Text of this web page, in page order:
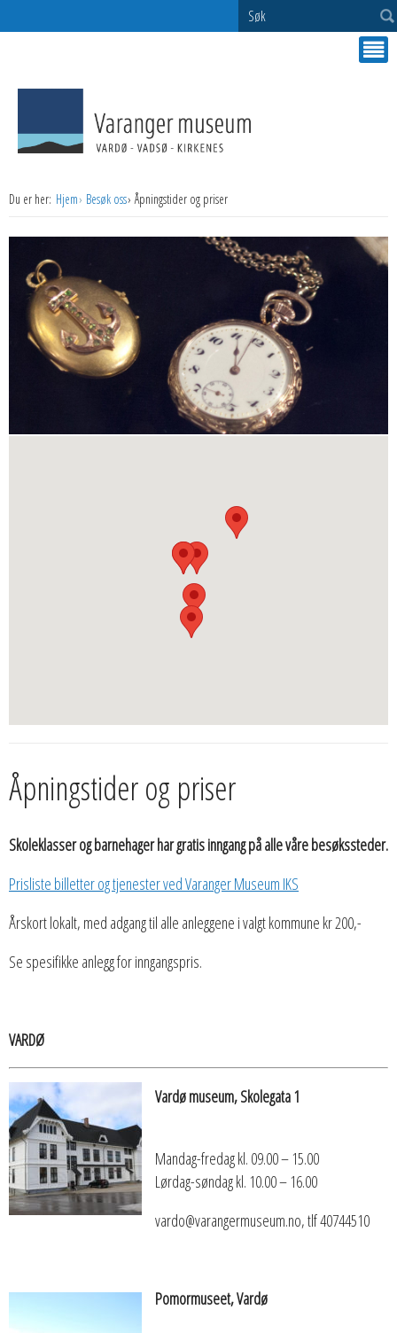
Søk
Du er her: Hjem Besøk oss Åpningstider og priser
Åpningstider og priser
Skoleklasser og barnehager har gratis inngang på alle våre besøkssteder.
Prisliste billetter og tjenester ved Varanger Museum IKS
Årskort lokalt, med adgang til alle anleggene i valgt kommune kr 200,-
Se spesifikke anlegg for inngangspris.
VARDØ
Vardø museum, Skolegata 1
Mandag-fredag kl. 09.00 – 15.00
Lørdag-søndag kl. 10.00 – 16.00
vardo@varangermuseum.no, tlf 40744510
Pomormuseet, Vardø